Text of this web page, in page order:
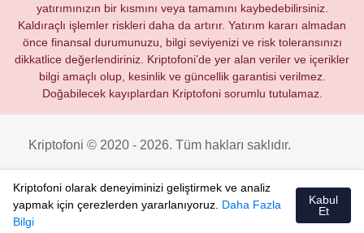
yatırımınızın bir kısmını veya tamamını kaybedebilirsiniz.
Kaldıraçlı işlemler riskleri daha da artırır. Yatırım kararı almadan
önce finansal durumunuzu, bilgi seviyenizi ve risk toleransınızı
dikkatlice değerlendiriniz. Kriptofoni’de yer alan veriler ve içerikler
bilgi amaçlı olup, kesinlik ve güncellik garantisi verilmez.
Doğabilecek kayıplardan Kriptofoni sorumlu tutulamaz.
Kriptofoni © 2020 - 2026. Tüm hakları saklıdır.
Kriptofoni olarak deneyiminizi geliştirmek ve analiz
yapmak için çerezlerden yararlanıyoruz. Daha Fazla
Bilgi
Kabul
Et